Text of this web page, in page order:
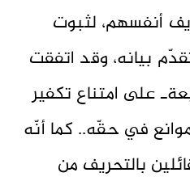
أنفسهم، لثبوت
بيانه، وقد اتفقت
على امتناع تكفير
في حقّه.. كما أنّه
بالتحريف من